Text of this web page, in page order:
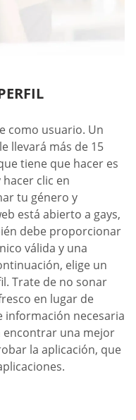
como usuario. Un
llevará más de 15
tiene que hacer es
clic en
tu género y
está abierto a gays,
debe proporcionar
válida y una
elige un
Trate de no sonar
en lugar de
información necesaria
encontrar una mejor
la aplicación, que